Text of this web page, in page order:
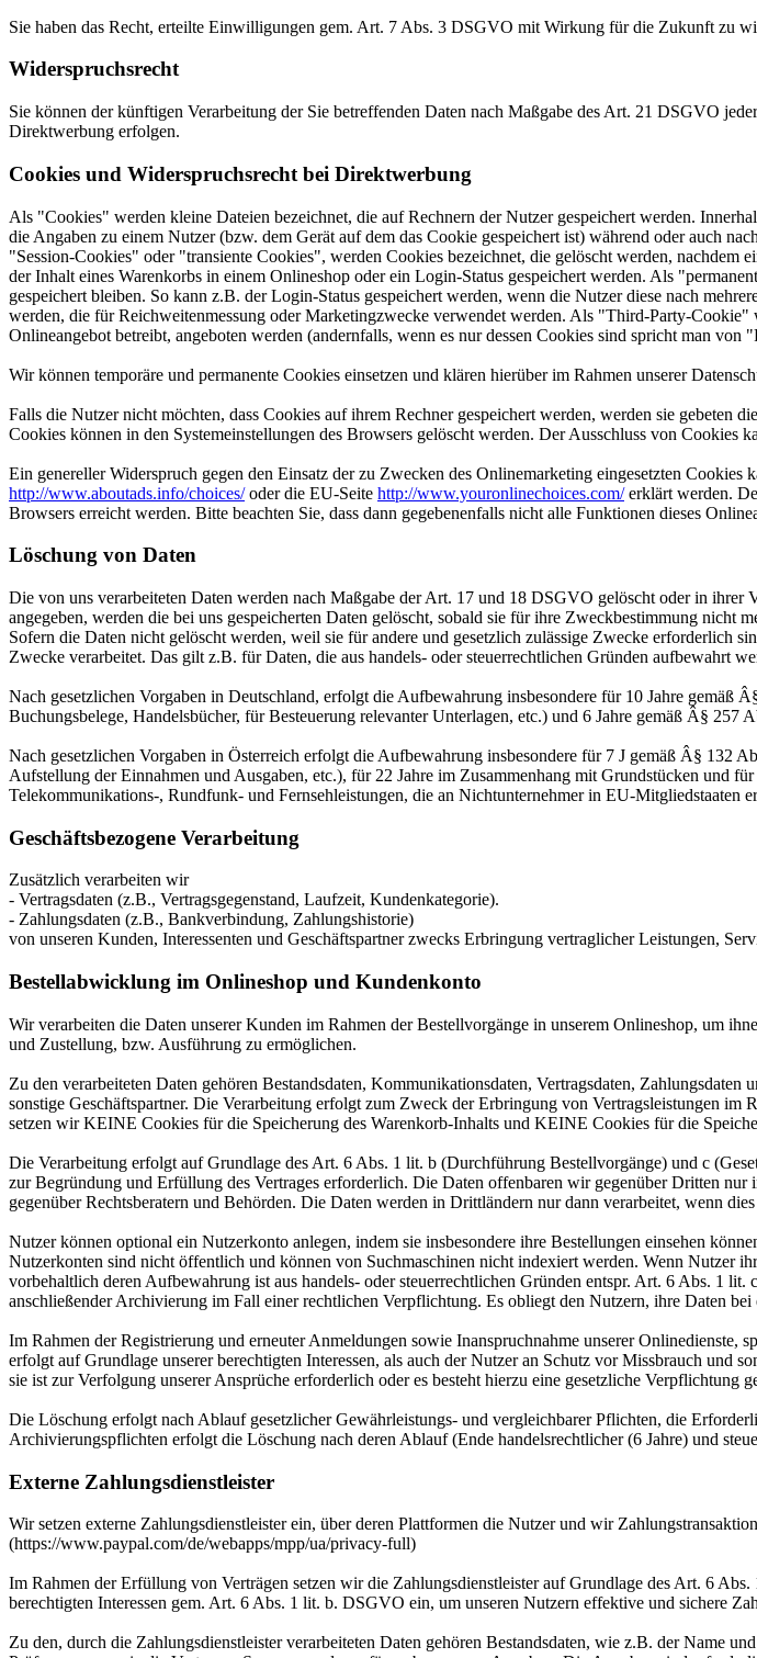
Sie haben das Recht, erteilte Einwilligungen gem. Art. 7 Abs. 3 DSGVO mit Wirkung für die Zukunft zu
Widerspruchsrecht
Sie können der künftigen Verarbeitung der Sie betreffenden Daten nach Maßgabe des Art. 21 DSGVO
Direktwerbung erfolgen.
Cookies und Widerspruchsrecht bei Direktwerbung
Als "Cookies" werden kleine Dateien bezeichnet, die auf Rechnern der Nutzer gespeichert werden.
die Angaben zu einem Nutzer (bzw. dem Gerät auf dem das Cookie gespeichert ist) während oder auch
"Session-Cookies" oder "transiente Cookies", werden Cookies bezeichnet, die gelöscht werden,
der Inhalt eines Warenkorbs in einem Onlineshop oder ein Login-Status gespeichert werden. Als
gespeichert bleiben. So kann z.B. der Login-Status gespeichert werden, wenn die Nutzer diese nach
werden, die für Reichweitenmessung oder Marketingzwecke verwendet werden. Als "Third-Party-
Onlineangebot betreibt, angeboten werden (andernfalls, wenn es nur dessen Cookies sind spricht man von
Wir können temporäre und permanente Cookies einsetzen und klären hierüber im Rahmen unserer
Falls die Nutzer nicht möchten, dass Cookies auf ihrem Rechner gespeichert werden, werden sie gebeten
Cookies können in den Systemeinstellungen des Browsers gelöscht werden. Der Ausschluss von Cookies
Ein genereller Widerspruch gegen den Einsatz der zu Zwecken des Onlinemarketing eingesetzten
http://www.aboutads.info/choices/oder die EU-Seite http://www.youronlinechoices.com/erklärt werden.
Browsers erreicht werden. Bitte beachten Sie, dass dann gegebenenfalls nicht alle Funktionen dieses
Löschung von Daten
Die von uns verarbeiteten Daten werden nach Maßgabe der Art. 17 und 18 DSGVO gelöscht oder in
angegeben, werden die bei uns gespeicherten Daten gelöscht, sobald sie für ihre Zweckbestimmung
Sofern die Daten nicht gelöscht werden, weil sie für andere und gesetzlich zulässige Zwecke erforderlich
Zwecke verarbeitet. Das gilt z.B. für Daten, die aus handels- oder steuerrechtlichen Gründen aufbewahrt
Nach gesetzlichen Vorgaben in Deutschland, erfolgt die Aufbewahrung insbesondere für 10 Jahre
Buchungsbelege, Handelsbücher, für Besteuerung relevanter Unterlagen, etc.) und 6 Jahre gemäß Â§
Nach gesetzlichen Vorgaben in Österreich erfolgt die Aufbewahrung insbesondere für 7 J gemäß Â§ 132
Aufstellung der Einnahmen und Ausgaben, etc.), für 22 Jahre im Zusammenhang mit Grundstücken und
Telekommunikations-, Rundfunk- und Fernsehleistungen, die an Nichtunternehmer in EU-
Geschäftsbezogene Verarbeitung
Zusätzlich verarbeiten wir
- Vertragsdaten (z.B., Vertragsgegenstand, Laufzeit, Kundenkategorie).
- Zahlungsdaten (z.B., Bankverbindung, Zahlungshistorie)
von unseren Kunden, Interessenten und Geschäftspartner zwecks Erbringung vertraglicher Leistungen,
Bestellabwicklung im Onlineshop und Kundenkonto
Wir verarbeiten die Daten unserer Kunden im Rahmen der Bestellvorgänge in unserem Onlineshop, um
und Zustellung, bzw. Ausführung zu ermöglichen.
Zu den verarbeiteten Daten gehören Bestandsdaten, Kommunikationsdaten, Vertragsdaten,
sonstige Geschäftspartner. Die Verarbeitung erfolgt zum Zweck der Erbringung von Vertragsleistungen
setzen wir KEINE Cookies für die Speicherung des Warenkorb-Inhalts und KEINE Cookies für die
Die Verarbeitung erfolgt auf Grundlage des Art. 6 Abs. 1 lit. b (Durchführung Bestellvorgänge) und c
zur Begründung und Erfüllung des Vertrages erforderlich. Die Daten offenbaren wir gegenüber Dritten
gegenüber Rechtsberatern und Behörden. Die Daten werden in Drittländern nur dann verarbeitet, wenn
Nutzer können optional ein Nutzerkonto anlegen, indem sie insbesondere ihre Bestellungen einsehen
Nutzerkonten sind nicht öffentlich und können von Suchmaschinen nicht indexiert werden. Wenn Nutzer
vorbehaltlich deren Aufbewahrung ist aus handels- oder steuerrechtlichen Gründen entspr. Art. 6 Abs. 1
anschließender Archivierung im Fall einer rechtlichen Verpflichtung. Es obliegt den Nutzern, ihre Daten
Im Rahmen der Registrierung und erneuter Anmeldungen sowie Inanspruchnahme unserer
erfolgt auf Grundlage unserer berechtigten Interessen, als auch der Nutzer an Schutz vor Missbrauch und
sie ist zur Verfolgung unserer Ansprüche erforderlich oder es besteht hierzu eine gesetzliche Verpflichtung
Die Löschung erfolgt nach Ablauf gesetzlicher Gewährleistungs- und vergleichbarer Pflichten, die
Archivierungspflichten erfolgt die Löschung nach deren Ablauf (Ende handelsrechtlicher (6 Jahre) und
Externe Zahlungsdienstleister
Wir setzen externe Zahlungsdienstleister ein, über deren Plattformen die Nutzer und wir
(https://www.paypal.com/de/webapps/mpp/ua/privacy-full)
Im Rahmen der Erfüllung von Verträgen setzen wir die Zahlungsdienstleister auf Grundlage des Art. 6
berechtigten Interessen gem. Art. 6 Abs. 1 lit. b. DSGVO ein, um unseren Nutzern effektive und sichere
Zu den, durch die Zahlungsdienstleister verarbeiteten Daten gehören Bestandsdaten, wie z.B. der Name